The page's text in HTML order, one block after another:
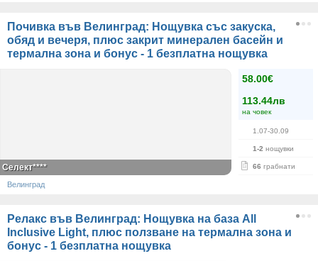
Почивка във Велинград: Нощувка със закуска,
обяд и вечеря, плюс закрит минерален басейн и
термална зона и бонус - 1 безплатна нощувка
58.00€
113.44лв
на човек
1.07-30.09
1-2 нощувки
66 грабнати
Селект****
Велинград
Релакс във Велинград: Нощувка на база All
Inclusive Light, плюс ползване на термална зона и
бонус - 1 безплатна нощувка